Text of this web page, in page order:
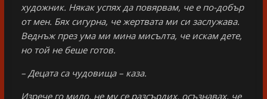
художник. Някак успях да повярвам, че е по-добър
от мен. Бях сигурна, че жертвата ми си заслужава.
Веднъж през ума ми мина мисълта, че искам дете,
но той не беше готов.
– Децата са чудовища – каза.
Изрече го мило, не му се разсърдих, осъзнавах, че